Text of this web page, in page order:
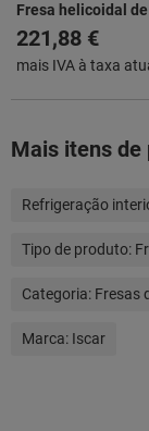
Fresa helicoidal de
duro integral de 60°
alimentação
produção de
221,88 €
mais IVA à taxa
Mais itens de
Refrigeração
Tipo de produto:
Categoria: Fresas
Marca: Iscar